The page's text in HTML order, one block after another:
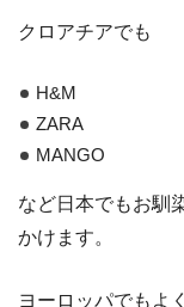
クロアチアでも
H&M
ZARA
MANGO
など日本でもお馴
かけます。
ヨーロッパでもよ